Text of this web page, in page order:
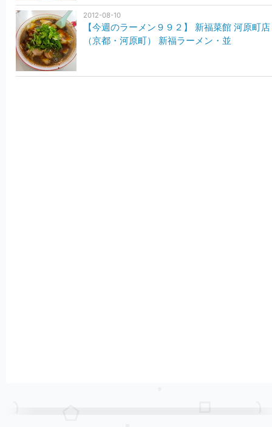
2012-08-10
【今週のラーメン９９２】 新福菜館 河原町店
（京都・河原町） 新福ラーメン・並